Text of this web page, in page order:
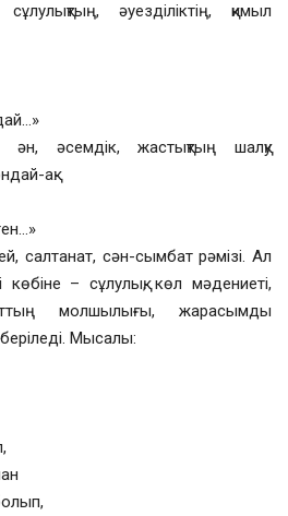
әуезділіктің, қимыл
әсемдік, жастықтың шалқу
ақ:
салтанат, сән-сымбат рәмізі. Ал
көбіне – сұлулық, көл мәдениеті,
молшылығы, жарасымды
Мысалы: